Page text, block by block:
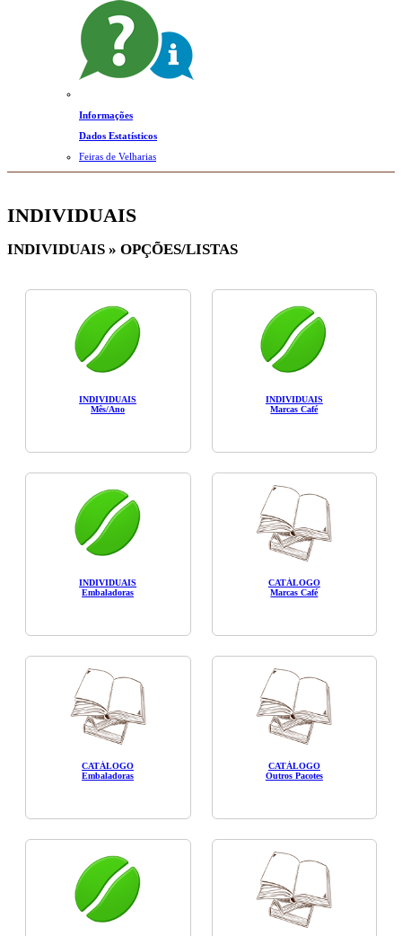
Informações
Dados Estatísticos
Feiras de Velharias
INDIVIDUAIS
INDIVIDUAIS » OPÇÕES/LISTAS
INDIVIDUAIS
Mês/Ano
INDIVIDUAIS
Marcas Café
INDIVIDUAIS
Embaladoras
CATÁLOGO
Marcas Café
CATÁLOGO
Embaladoras
CATÁLOGO
Outros Pacotes